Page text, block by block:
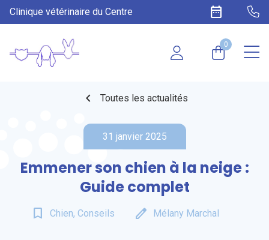
Clinique vétérinaire du Centre date_range
0
chevron_left Toutes les actualités
31 janvier 2025
Emmener son chien à la neige​ :
Guide complet
bookmark_border Chien, Conseils edit Mélany Marchal